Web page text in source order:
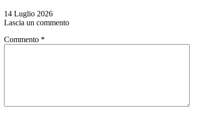
14 Luglio 2026
Lascia un commento
Commento *